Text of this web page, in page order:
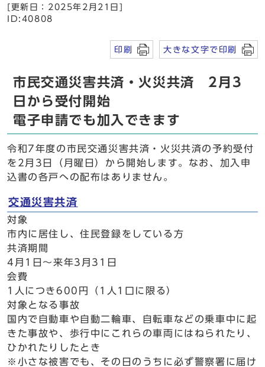
[更新日：2025年2月21日]
ID:40808
印刷 大きな文字で印刷
市民交通災害共済・火災共済 2月3
日から受付開始
電子申請でも加入できます
令和7年度の市民交通災害共済・火災共済の予約受付
を2月3日（月曜日）から開始します。なお、加入申
込書の各戸への配布はありません。
交通災害共済
対象
市内に居住し、住民登録をしている方
共済期間
4月1日～来年3月31日
会費
1人につき600円（1人1口に限る）
対象となる事故
国内で自動車や自動二輪車、自転車などの乗車中に起
きた事故や、歩行中にこれらの車両にはねられたり、
ひかれたりしたとき
※小さな被害でも、その日のうちに必ず警察署に届け